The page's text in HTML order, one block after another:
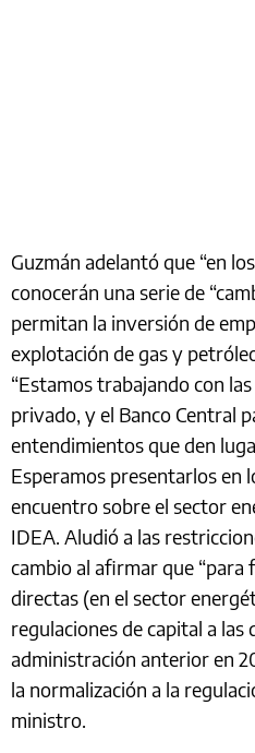
Guzmán adelantó que “en
conocerán una serie de
permitan la inversión de
explotación de gas y
“Estamos trabajando con
privado, y el Banco Central
entendimientos que den
Esperamos presentarlos en
encuentro sobre el sector
IDEA. Aludió a las
cambio al afirmar que “para
directas (en el sector
regulaciones de capital a las
administración anterior en
la normalización a la
ministro.